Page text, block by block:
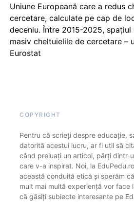
Uniune Europeană care a redus
cercetare, calculate pe cap de
deceniu. Între 2015-2025,
masiv cheltuielile de cercetare –
Eurostat
COPYRIGHT
Pentru că scrieți despre educație,
datorită acestui lucru, ar fi util să
când preluați un articol, părți dintr-
care v-a inspirat. Noi, la
această conduită etică și sperăm
mult mai multă experiență vor face
că găsiți subiecte interesante pe